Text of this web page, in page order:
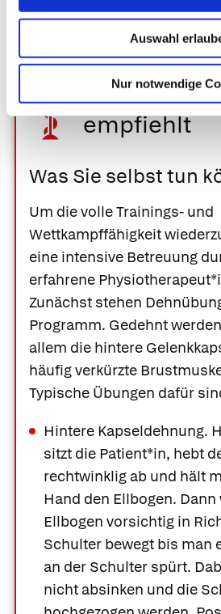
Auswahl
Nur notwendige
Ihre
empfiehlt
Was Sie selbst tun
Um die volle Trainings- und
Wettkampffähigkeit
eine intensive Betreuung
erfahrene
Zunächst stehen
Programm. Gedehnt
allem die hintere
häufig verkürzte
Typische Übungen dafür
Hintere Kapseldehnung.
sitzt die Patient*in, hebt
rechtwinklig ab und hält
Hand den Ellbogen.
Ellbogen vorsichtig in
Schulter bewegt bis man
an der Schulter spürt.
nicht absinken und die